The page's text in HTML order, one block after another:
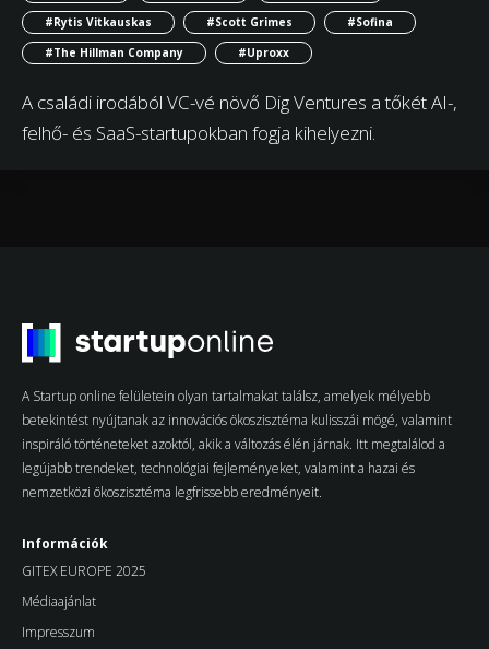
#Rytis Vitkauskas
#Scott Grimes
#Sofina
#The Hillman Company
#Uproxx
A családi irodából VC-vé növő Dig Ventures a tőkét AI-,
felhő- és SaaS-startupokban fogja kihelyezni.
A Startup online felületein olyan tartalmakat találsz, amelyek mélyebb
betekintést nyújtanak az innovációs ökoszisztéma kulisszái mögé, valamint
inspiráló történeteket azoktól, akik a változás élén járnak. Itt megtalálod a
legújabb trendeket, technológiai fejleményeket, valamint a hazai és
nemzetközi ökoszisztéma legfrissebb eredményeit.
Információk
GITEX EUROPE 2025
Médiaajánlat
Impresszum